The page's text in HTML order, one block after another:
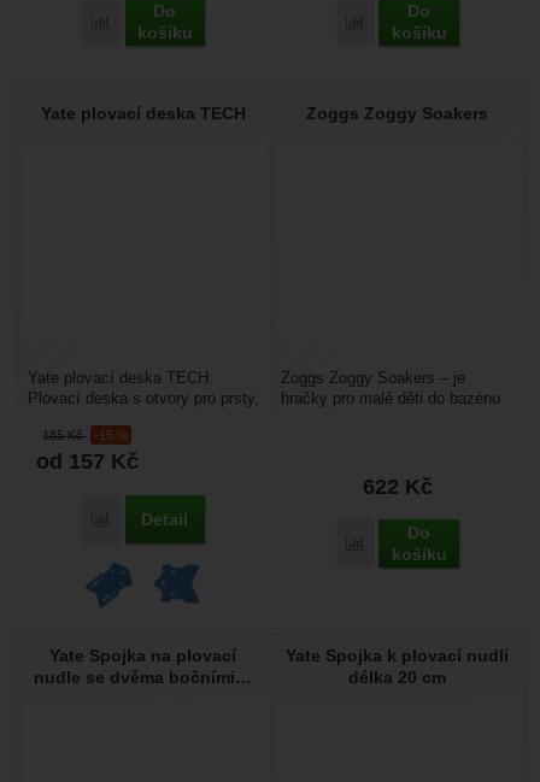
Přidat 'Yate Plovací deska Žabka' k porovnání
Do
košíku
Přidat 'Yate Plovací
Do
košíku
Yate plovací deska TECH
185Kč -15 %
od 157 Kč
Přidat 'Yate plovací deska TECH' k porovnání
Detail
Yate plovací deska TECH:
Plovací deska s otvory pro prsty,
pro začátečníky...
Zoggs Zoggy Soakers
622 Kč
Přidat 'Zoggs Zoggy
Do
košíku
Zoggs Zoggy Soakers – je
hračky pro malé děti do bazénu
Yate Spojka na plovací
nudle se dvěma bočními…
Yate Spojka k plovací nudli
délka 20 cm